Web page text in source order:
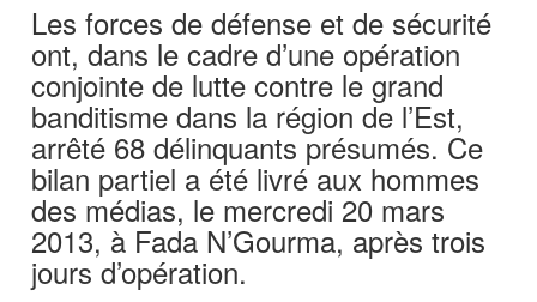
Les forces de défense et de sécurité
ont, dans le cadre d’une opération
conjointe de lutte contre le grand
banditisme dans la région de l’Est,
arrêté 68 délinquants présumés. Ce
bilan partiel a été livré aux hommes
des médias, le mercredi 20 mars
2013, à Fada N’Gourma, après trois
jours d’opération.